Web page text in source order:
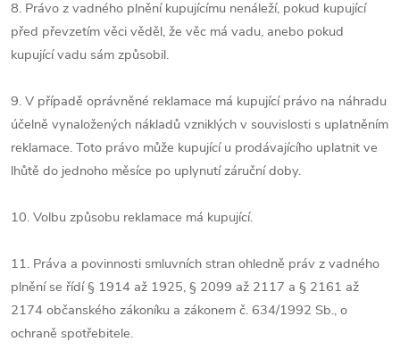
8. Právo z vadného plnění kupujícímu nenáleží, pokud kupující
před převzetím věci věděl, že věc má vadu, anebo pokud
kupující vadu sám způsobil.
9. V případě oprávněné reklamace má kupující právo na náhradu
účelně vynaložených nákladů vzniklých v souvislosti s uplatněním
reklamace. Toto právo může kupující u prodávajícího uplatnit ve
lhůtě do jednoho měsíce po uplynutí záruční doby.
10. Volbu způsobu reklamace má kupující.
11. Práva a povinnosti smluvních stran ohledně práv z vadného
plnění se řídí § 1914 až 1925, § 2099 až 2117 a § 2161 až
2174 občanského zákoníku a zákonem č. 634/1992 Sb., o
ochraně spotřebitele.